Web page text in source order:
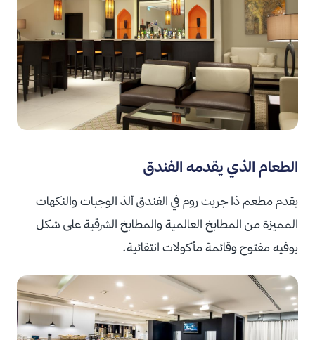
الطعام الذي يقدمه الفندق
يقدم مطعم ذا جريت روم في الفندق ألذ الوجبات والنكهات
المميزة من المطابخ العالمية والمطابخ الشرقية على شكل
بوفيه مفتوح وقائمة مأكولات انتقائية.